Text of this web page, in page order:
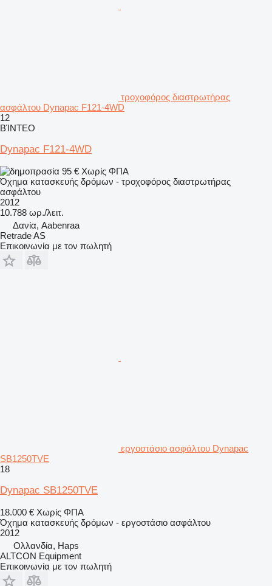
τροχοφόρος διαστρωτήρας
ασφάλτου Dynapac F121-4WD
12
ΒΊΝΤΕΟ
Dynapac F121-4WD
95 € Χωρίς ΦΠΑ
Όχημα κατασκευής δρόμων - τροχοφόρος διαστρωτήρας
ασφάλτου
2012
10.788 ωρ./λειτ.
Δανία, Aabenraa
Retrade AS
Επικοινωνία με τον πωλητή
εργοστάσιο ασφάλτου Dynapac
SB1250TVE
18
Dynapac SB1250TVE
18.000 € Χωρίς ΦΠΑ
Όχημα κατασκευής δρόμων - εργοστάσιο ασφάλτου
2012
Ολλανδία, Haps
ALTCON Equipment
Επικοινωνία με τον πωλητή